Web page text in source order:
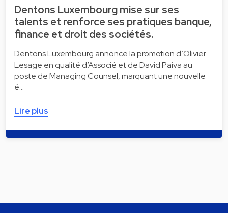
Dentons Luxembourg mise sur ses
talents et renforce ses pratiques banque,
finance et droit des sociétés.
Dentons Luxembourg annonce la promotion d’Olivier
Lesage en qualité d’Associé et de David Paiva au
poste de Managing Counsel, marquant une nouvelle
é…
Lire plus